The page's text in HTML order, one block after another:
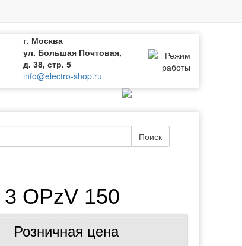
г. Москва
ул. Большая Почтовая,
д. 38, стр. 5
info@electro-shop.ru
Поиск
OPzV 150
Розничная цена